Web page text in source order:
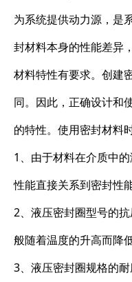
为系统提供动力源，是
封材料本身的性能差异
材料特性有要求。创建
同。因此，正确设计和
的特性。使用密封材料
1、由于材料在介质中
性能直接关系到密封性
2、液压密封圈型号的
般随着温度的升高而降
3、液压密封圈规格的